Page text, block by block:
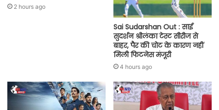
2 hours ago
Sai Sudarshan Out : साई
सुदर्शन श्रीलंका टेस्ट सीरीज से
बाहर, पैर की चोट के कारण नहीं
मिली फिटनेस मंजूरी
4 hours ago